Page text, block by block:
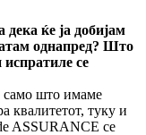
ќе ја добијам
однапред? Што
испратиле се
само што имаме
квалитетот, туку и
ASSURANCE се